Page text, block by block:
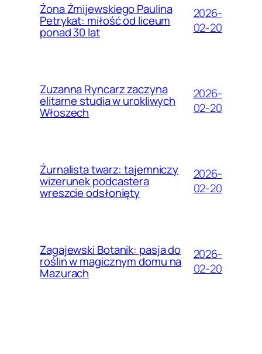
Żona Żmijewskiego Paulina
Petrykat: miłość od liceum
ponad 30 lat
2026-
02-20
Zuzanna Ryncarz zaczyna
elitarne studia w urokliwych
Włoszech
2026-
02-20
Żurnalista twarz: tajemniczy
wizerunek podcastera
wreszcie odsłonięty
2026-
02-20
Zagajewski Botanik: pasja do
roślin w magicznym domu na
Mazurach
2026-
02-20